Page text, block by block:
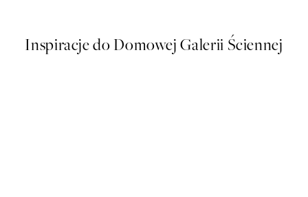
Inspiracje do Domowej Galerii Ściennej